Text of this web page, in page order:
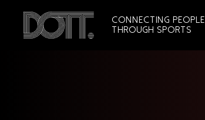
Connecting people
through sports